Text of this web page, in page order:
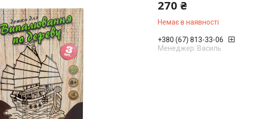
270 ₴
Немає в наявності
+380 (67) 813-33-06
Менеджер: Василь